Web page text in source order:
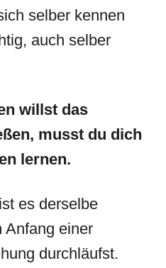
selber kennen
auch selber
willst das
musst du dich
lernen.
es derselbe
Anfang einer
durchläufst.